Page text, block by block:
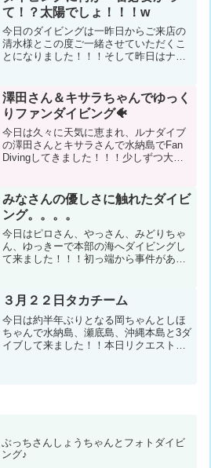
て！？太陽でしょ！！！w
今日のダイビングは一昨日からご来店の
清水様とこの度ご一緒させていただくこ
とになりました！！！そして昨日はナイ
本日は快晴！！！レッツゴーーー
ー！！！！！！コンディション＆...
澤田さん＆キサラちゃんでゆっく
りファンダイビング🐠
今日は久々に天気に恵まれ、ルナダイブ
の澤田さんとキサラさんで水納島でFan
Divingしてきました！！！少しずつ大き
りと時間が流れるのを楽しんできました
✨コンディショ...
みなさんの優しさに触れたダイビ
ング。。。。
今日はピロさん、やっさん、みどりちゃ
ん、ゆっきーで本部の海へダイビングし
て来ました！！！初っ端から事件があり
ングとなりました✨では、振り返りま
す。。。。コンディション...
３月２２日タカチーム
今日は約半年ぶりとなる岡ちゃんとしほ
ちゃんで水納島、瀬底島、沖縄本島と3ダ
イブして来ました！！本日リクエストの
ぶっちさんしょうちゃんとフォトダイビ
ング♪